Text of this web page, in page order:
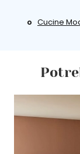
Cucine